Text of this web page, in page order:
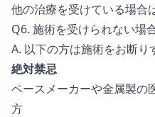
他の治療を受けている場合
Q6. 施術を受けられない場
A. 以下の方は施術をお断り
絶対禁忌
ペースメーカーや金属製の
方